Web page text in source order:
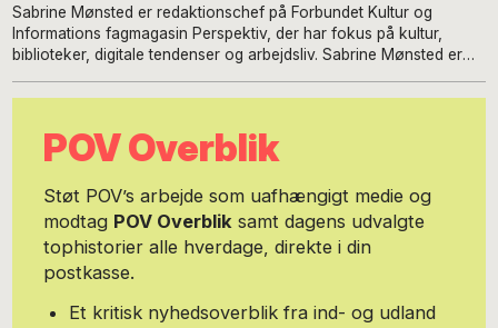
Sabrine Mønsted er redaktionschef på Forbundet Kultur og
Informations fagmagasin Perspektiv, der har fokus på kultur,
biblioteker, digitale tendenser og arbejdsliv. Sabrine Mønsted er
og har været ansat på Kvindernes Fagblad, Fagbladet 3F og
POV Overblik
Støt POV’s arbejde som uafhængigt medie og
modtag POV Overblik samt dagens udvalgte
tophistorier alle hverdage, direkte i din
postkasse.
Et kritisk nyhedsoverblik fra ind- og udland